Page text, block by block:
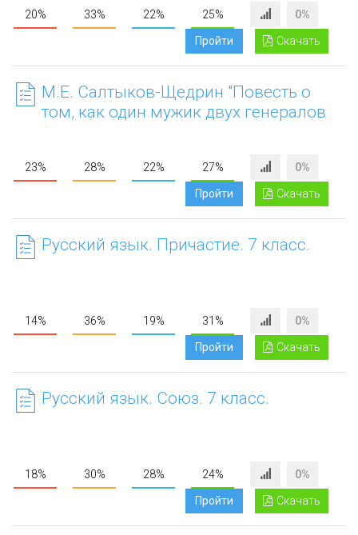
20% 33% 22% 25% 0%
Скачать
Пройти
М.Е. Салтыков-Щедрин "Повесть о
том, как один мужик двух генералов
23% 28% 22% 27% 0%
Скачать
Пройти
Русский язык. Причастие. 7 класс.
14% 36% 19% 31% 0%
Скачать
Пройти
Русский язык. Союз. 7 класс.
18% 30% 28% 24% 0%
Скачать
Пройти